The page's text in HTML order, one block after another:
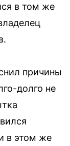
в том же
причины
долго не
в этом же